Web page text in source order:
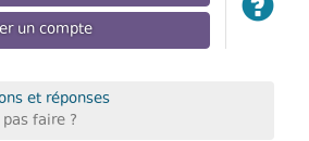
un compte
et réponses
faire ?